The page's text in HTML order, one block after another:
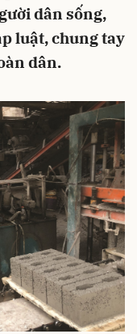
dân sống,
luật, chung tay
dân.